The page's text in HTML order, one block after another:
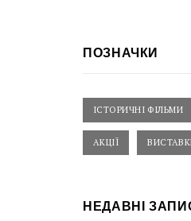
ПОЗНАЧКИ
ІСТОРИЧНІ ФІЛЬМИ
АКЦІЇ
НЕДАВНІ